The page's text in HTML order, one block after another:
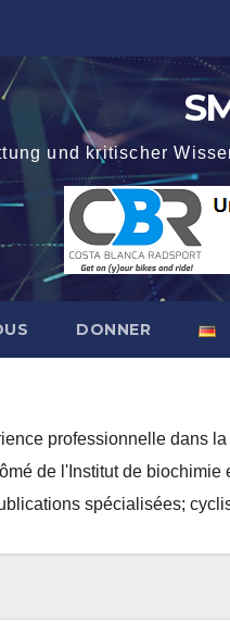
und kritischer
DONNER
professionnelle dans
de l'Institut de
spécialisées;